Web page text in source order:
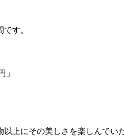
す。
」
上にその美しさを楽しんで